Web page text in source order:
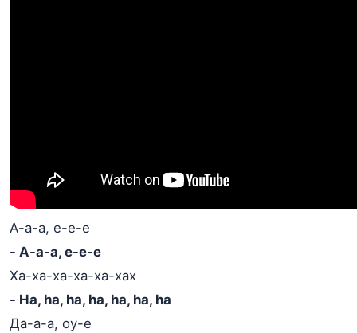
А-а-а, е-е-е
- A-a-a, e-e-e
Ха-ха-ха-ха-ха-хах
- Ha, ha, ha, ha, ha, ha, ha
Да-а-а, оу-е